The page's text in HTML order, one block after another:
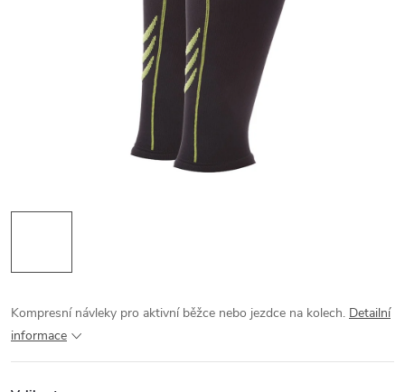
Kompresní návleky pro aktivní běžce nebo jezdce na kolech. Detailní
informace